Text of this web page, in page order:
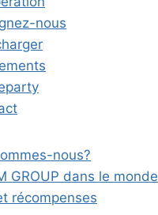
nous
nous?
GROUP dans le monde
récompenses